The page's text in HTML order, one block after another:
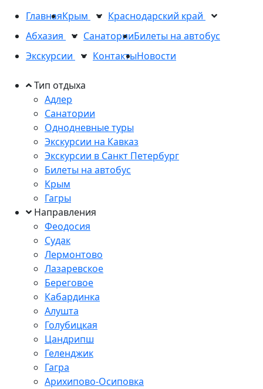
ГлавнаяКрым
Краснодарский край
Абхазия
СанаторииБилеты на автобус
Экскурсии
КонтактыНовости
Тип отдыха
Адлер
Санатории
Однодневные туры
Экскурсии на Кавказ
Экскурсии в Санкт Петербург
Билеты на автобус
Крым
Гагры
Направления
Феодосия
Судак
Лермонтово
Лазаревское
Береговое
Кабардинка
Алушта
Голубицкая
Цандрипш
Геленджик
Гагра
Арихипово-Осиповка